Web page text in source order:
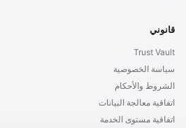
قانوني
Trust Vault
سياسة الخصوصية
الشروط والأحكام
اتفاقية معالجة البيانات
اتفاقية مستوى الخدمة